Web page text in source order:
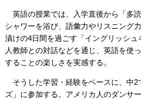
英語の授業では、入学直後から「多
シャワーを浴び、語彙力やリスニング
漬けの4日間を過ごす「イングリッシ
人教師との対話などを通じ、英語を使
することの楽しさを実感する。
そうした学習・経験をベースに、中
ズ」に参加する。アメリカ人のダンサ